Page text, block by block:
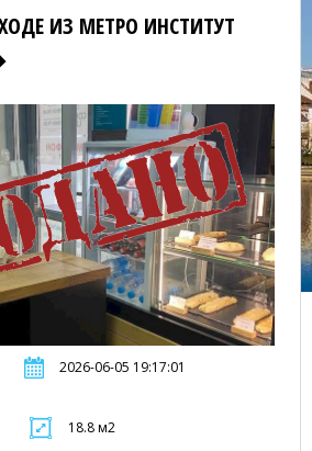
ИЗ МЕТРО ИНСТИТУТ
2026-06-05 19:17:01
18.8 м2